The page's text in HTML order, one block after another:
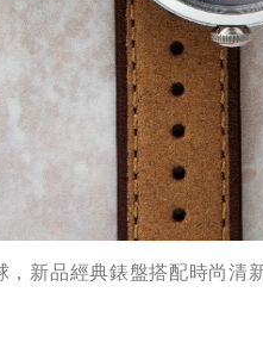
品經典錶盤搭配時尚清